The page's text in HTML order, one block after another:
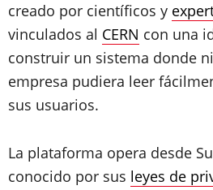
creado por científicos y
vinculados al CERN con una
construir un sistema donde
empresa pudiera leer
sus usuarios.
La plataforma opera desde
conocido por sus leyes de